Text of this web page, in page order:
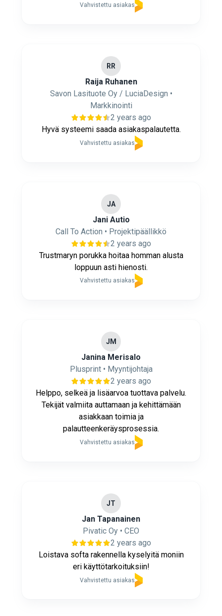
Vahvistettu asiakas
RR
Raija Ruhanen
Savon Lasituote Oy / LuciaDesign •
Markkinointi
2 years ago
Hyvä systeemi saada asiakaspalautetta.
Vahvistettu asiakas
JA
Jani Autio
Call To Action • Projektipäällikkö
2 years ago
Trustmaryn porukka hoitaa homman alusta
loppuun asti hienosti.
Vahvistettu asiakas
JM
Janina Merisalo
Plusprint • Myyntijohtaja
2 years ago
Helppo, selkeä ja lisäarvoa tuottava palvelu.
Tekijät valmiita auttamaan ja kehittämään
asiakkaan toimia ja
palautteenkeräysprosessia.
Vahvistettu asiakas
JT
Jan Tapanainen
Pivatic Oy • CEO
2 years ago
Loistava softa rakennella kyselyitä moniin
eri käyttötarkoituksiin!
Vahvistettu asiakas